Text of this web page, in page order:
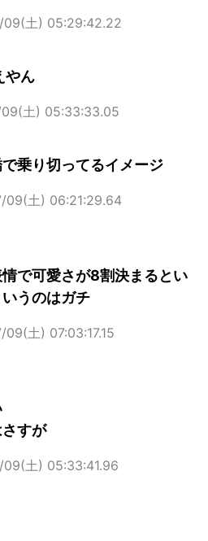
土) 05:29:42.22
やん
土) 05:33:33.05
乗り切ってるイメージ
09(土) 06:21:29.64
で可愛さが8割決まるとい
うのはガチ
土) 07:03:17.15
すが
土) 05:33:41.96